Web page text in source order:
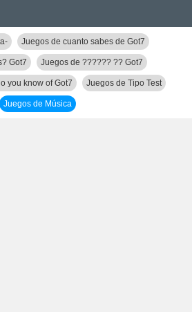
Juegos de cuanto sabes de Got7
Got7 Juegos de ?????? ?? Got7
you know of Got7 Juegos de Tipo Test
Juegos de Música